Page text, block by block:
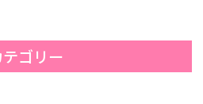
テゴリー